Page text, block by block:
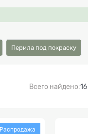
Перила под покраску
Всего найдено:16
Распродажа